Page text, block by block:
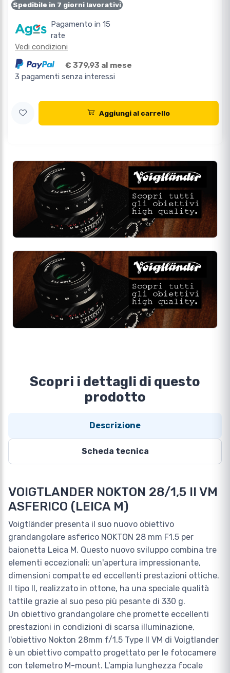
Spedibile in 7 giorni lavorativi
Pagamento in 15
rate
Vedi condizioni
€ 379,93 al mese
3 pagamenti senza interessi
Aggiungi al carrello
Scopri i dettagli di questo
prodotto
Descrizione
Scheda tecnica
VOIGTLANDER NOKTON 28/1,5 II VM
ASFERICO (LEICA M)
Voigtländer presenta il suo nuovo obiettivo
grandangolare asferico NOKTON 28 mm F1.5 per
baionetta Leica M. Questo nuovo sviluppo combina tre
elementi eccezionali: un'apertura impressionante,
dimensioni compatte ed eccellenti prestazioni ottiche.
Il tipo II, realizzato in ottone, ha una speciale qualità
tattile grazie al suo peso più pesante di 330 g.
Un obiettivo grandangolare che promette eccellenti
prestazioni in condizioni di scarsa illuminazione,
l'obiettivo Nokton 28mm f/1.5 Type II VM di Voigtlander
è un obiettivo compatto progettato per le fotocamere
con telemetro M-mount. L'ampia lunghezza focale